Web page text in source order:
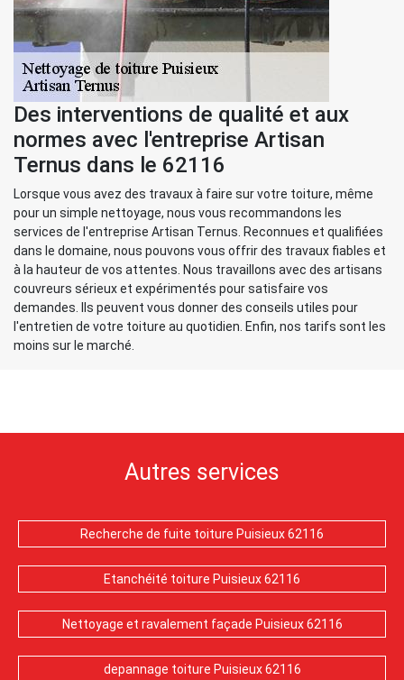
Des interventions de qualité et aux
normes avec l'entreprise Artisan
Ternus dans le 62116
Lorsque vous avez des travaux à faire sur votre toiture, même
pour un simple nettoyage, nous vous recommandons les
services de l'entreprise Artisan Ternus. Reconnues et qualifiées
dans le domaine, nous pouvons vous offrir des travaux fiables et
à la hauteur de vos attentes. Nous travaillons avec des artisans
couvreurs sérieux et expérimentés pour satisfaire vos
demandes. Ils peuvent vous donner des conseils utiles pour
l'entretien de votre toiture au quotidien. Enfin, nos tarifs sont les
moins sur le marché.
Autres services
Recherche de fuite toiture Puisieux 62116
Etanchéité toiture Puisieux 62116
Nettoyage et ravalement façade Puisieux 62116
depannage toiture Puisieux 62116